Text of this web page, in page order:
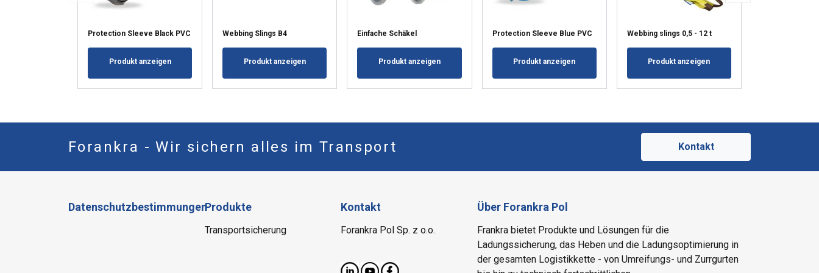
Protection Sleeve Black PVC
Produkt anzeigen
Webbing Slings B4
Produkt anzeigen
Einfache Schäkel
Produkt anzeigen
Protection Sleeve Blue PVC
Produkt anzeigen
Webbing slings 0,5 - 12 t
Produkt anzeigen
Forankra - Wir sichern alles im Transport Kontakt
DatenschutzbestimmungenProdukte
Transportsicherung
Kontakt
Forankra Pol Sp. z o.o.
Über Forankra Pol
Frankra bietet Produkte und Lösungen für die
Ladungssicherung, das Heben und die Ladungsoptimierung in
der gesamten Logistikkette - von Umreifungs- und Zurrgurten